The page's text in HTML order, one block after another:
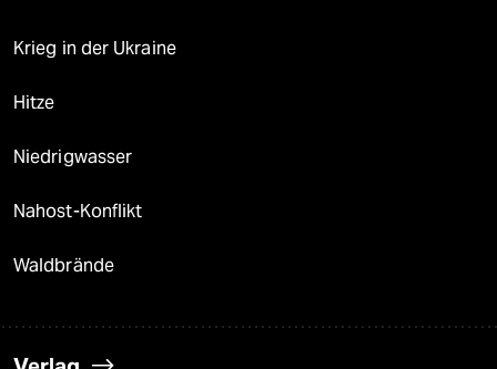
Krieg in der Ukraine
Hitze
Niedrigwasser
Nahost-Konflikt
Waldbrände